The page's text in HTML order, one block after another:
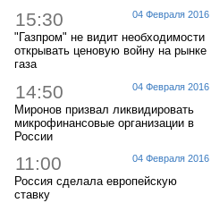
04 Февраля 2016
15:30
"Газпром" не видит необходимости
открывать ценовую войну на рынке
газа
04 Февраля 2016
14:50
Миронов призвал ликвидировать
микрофинансовые организации в
России
04 Февраля 2016
11:00
Россия сделала европейскую
ставку